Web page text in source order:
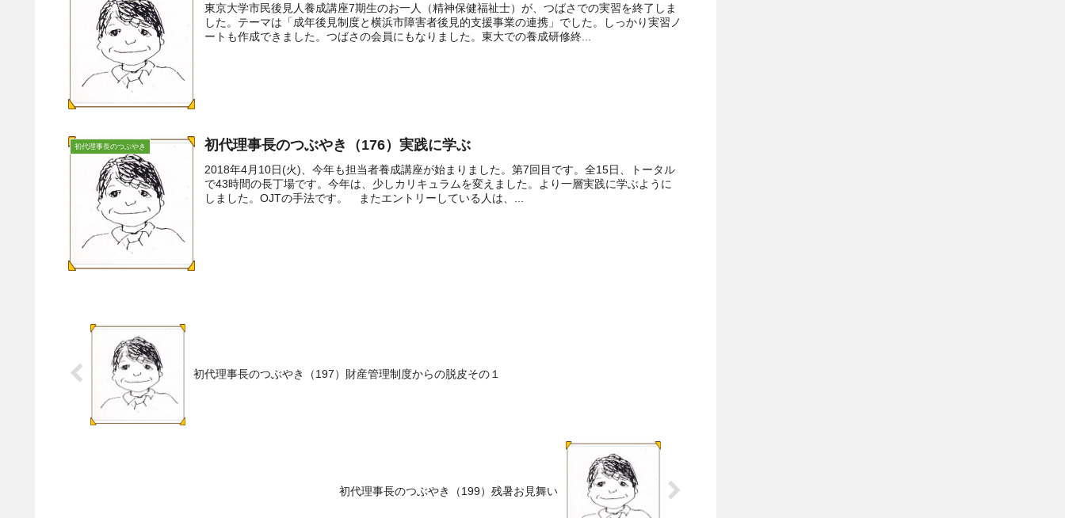
東京大学市民後見人養成講座7期生のお一人（精神保健福祉士）が、つばさでの実習を終了しま
した。テーマは「成年後見制度と横浜市障害者後見的支援事業の連携」でした。しっかり実習ノ
ートも作成できました。つばさの会員にもなりました。東大での養成研修終...
初代理事長のつぶやき 初代理事長のつぶやき（176）実践に学ぶ
2018年4月10日(火)、今年も担当者養成講座が始まりました。第7回目です。全15日、トータル
で43時間の長丁場です。今年は、少しカリキュラムを変えました。より一層実践に学ぶように
しました。OJTの手法です。 またエントリーしている人は、...
初代理事長のつぶやき（197）財産管理制度からの脱皮その１
初代理事長のつぶやき（199）残暑お見舞い